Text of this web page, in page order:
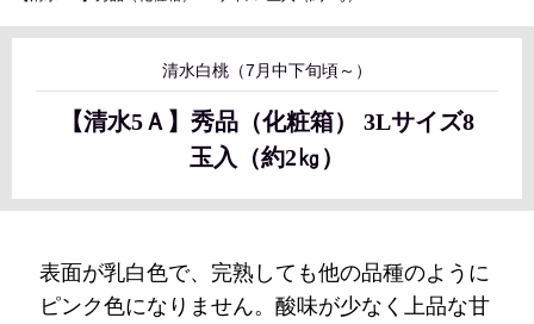
清水白桃（7月中下旬頃～）
【清水5Ａ】秀品（化粧箱） 3Lサイズ8
玉入（約2㎏）
表面が乳白色で、完熟しても他の品種のように
ピンク色になりません。酸味が少なく上品な甘